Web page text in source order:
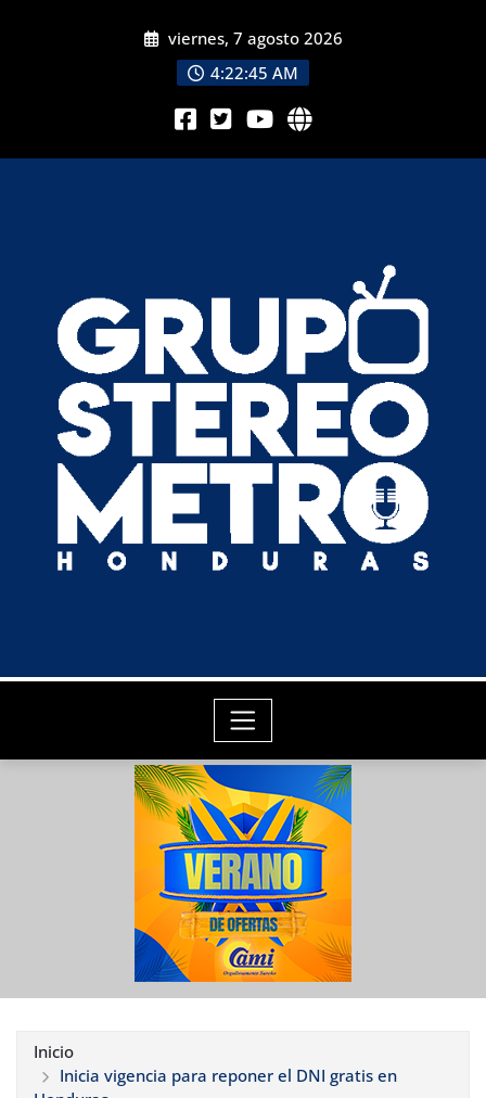
viernes, 7 agosto 2026
4:22:47 AM
Inicio
Inicia vigencia para reponer el DNI gratis en